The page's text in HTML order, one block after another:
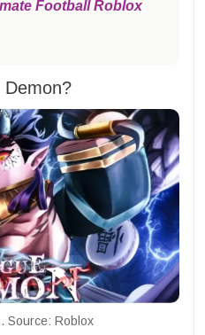
Football Roblox
Demon?
Source: Roblox